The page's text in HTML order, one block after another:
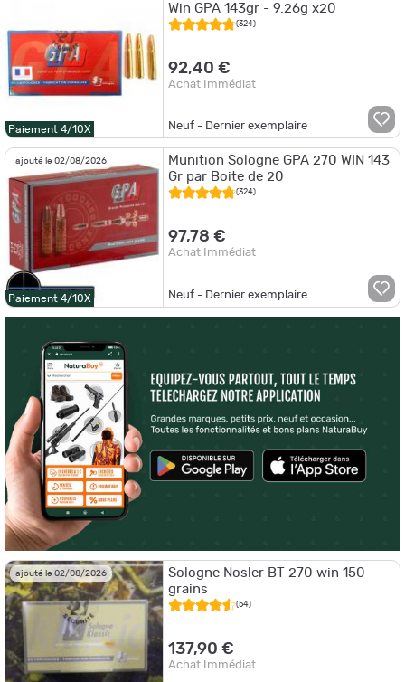
Paiement 4/10X
Win GPA 143gr - 9.26g x20
(324)
92,40 €
Achat Immédiat
Neuf - Dernier exemplaire
ajouté le 02/08/2026
Paiement 4/10X
Munition Sologne GPA 270 WIN 143
Gr par Boite de 20
(324)
97,78 €
Achat Immédiat
Neuf - Dernier exemplaire
ajouté le 02/08/2026
Sologne Nosler BT 270 win 150
grains
(54)
137,90 €
Achat Immédiat